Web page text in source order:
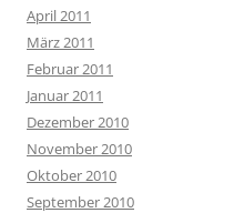
April 2011
März 2011
Februar 2011
Januar 2011
Dezember 2010
November 2010
Oktober 2010
September 2010